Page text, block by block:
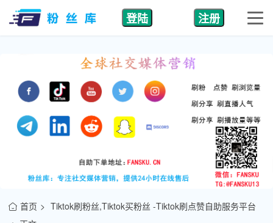
登陆 注册
首页
Tiktok刷粉丝,Tiktok买粉丝 -Tiktok刷点赞自助服务平台